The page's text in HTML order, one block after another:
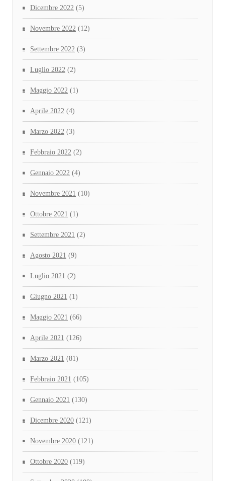
Dicembre 2022 (5)
Novembre 2022 (12)
Settembre 2022 (3)
Luglio 2022 (2)
Maggio 2022 (1)
Aprile 2022 (4)
Marzo 2022 (3)
Febbraio 2022 (2)
Gennaio 2022 (4)
Novembre 2021 (10)
Ottobre 2021 (1)
Settembre 2021 (2)
Agosto 2021 (9)
Luglio 2021 (2)
Giugno 2021 (1)
Maggio 2021 (66)
Aprile 2021 (126)
Marzo 2021 (81)
Febbraio 2021 (105)
Gennaio 2021 (130)
Dicembre 2020 (121)
Novembre 2020 (121)
Ottobre 2020 (119)